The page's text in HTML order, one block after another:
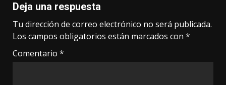
Deja una respuesta
Tu dirección de correo electrónico no será publicada.
Los campos obligatorios están marcados con *
Comentario *